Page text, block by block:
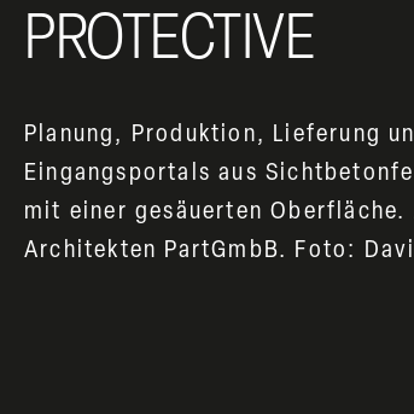
PROTECTIVE
Planung, Produktion, Lieferung
Eingangsportals aus
mit einer gesäuerten
Architekten PartGmbB. Foto: